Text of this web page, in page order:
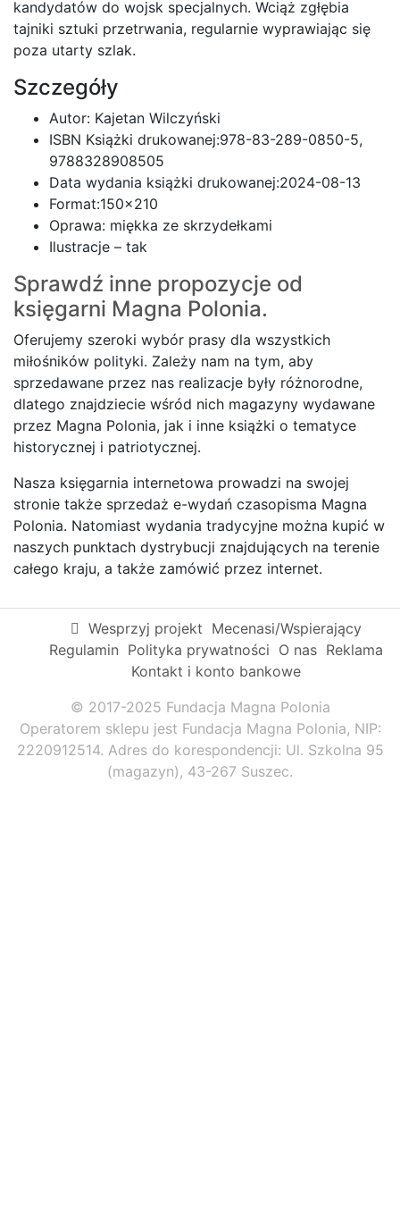
kandydatów do wojsk specjalnych. Wciąż zgłębia
tajniki sztuki przetrwania, regularnie wyprawiając się
poza utarty szlak.
Szczegóły
Autor: Kajetan Wilczyński
ISBN Książki drukowanej:978-83-289-0850-5,
9788328908505
Data wydania książki drukowanej:2024-08-13
Format:150×210
Oprawa: miękka ze skrzydełkami
Ilustracje – tak
Sprawdź inne propozycje od
księgarni Magna Polonia.
Oferujemy szeroki wybór prasy dla wszystkich
miłośników polityki. Zależy nam na tym, aby
sprzedawane przez nas realizacje były różnorodne,
dlatego znajdziecie wśród nich magazyny wydawane
przez Magna Polonia, jak i inne książki o tematyce
historycznej i patriotycznej.
Nasza księgarnia internetowa prowadzi na swojej
stronie także sprzedaż e-wydań czasopisma Magna
Polonia. Natomiast wydania tradycyjne można kupić w
naszych punktach dystrybucji znajdujących na terenie
całego kraju, a także zamówić przez internet.
Wesprzyj projekt Mecenasi/Wspierający
Regulamin Polityka prywatności O nas Reklama
Kontakt i konto bankowe
© 2017-2025 Fundacja Magna Polonia
Operatorem sklepu jest Fundacja Magna Polonia, NIP:
2220912514. Adres do korespondencji: Ul. Szkolna 95
(magazyn), 43-267 Suszec.